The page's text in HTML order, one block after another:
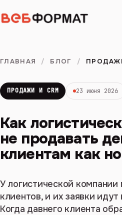
ГЛАВНАЯ / БЛОГ /
ПРОДАЖИ И CRM 23 июня 2026
Как
не продавать
клиентам как
У логистической компании
клиентов, и их заявки
Когда давнего клиента